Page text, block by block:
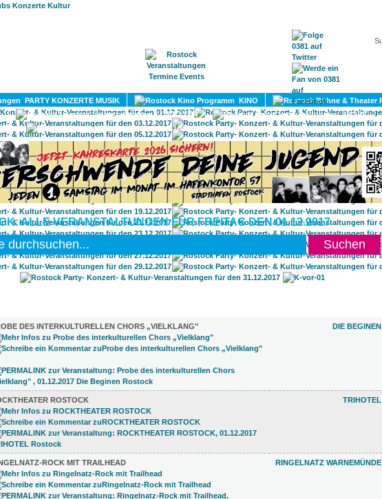
KONTAKT
PARTY KONZERTE MUSIK KINO
LITERATUR SPORT
UMLAND
ALLE VERANSTALTUNGEN FÜR FREITAG DEN 01.12.2017
DES INTERKULTURELLEN CHORS „VIELKLANG" DIE BEGINEN
ROSTOCK TRIHOTEL
ROCK MIT TRAILHEAD RINGELNATZ WARNEMÜNDE